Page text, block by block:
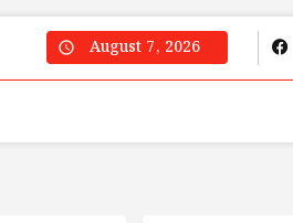
August 7, 2026